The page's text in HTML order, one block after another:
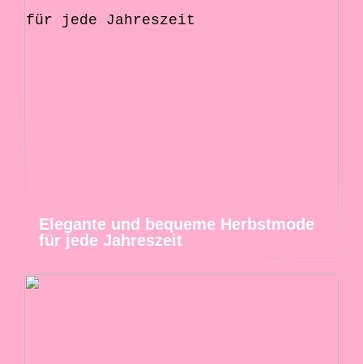
Elegante und bequeme Herbstmode
für jede Jahreszeit